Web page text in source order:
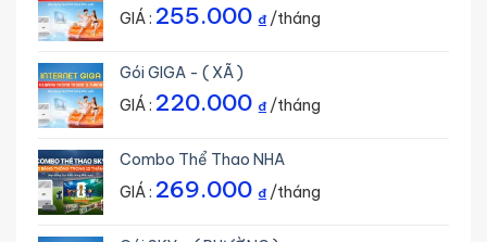
GIÁ : 255.000 ₫/tháng
Gói GIGA - ( XÃ )
GIÁ : 220.000 ₫/tháng
Combo Thể Thao NHA
GIÁ : 269.000 ₫/tháng